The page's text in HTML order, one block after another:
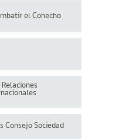
el Cohecho
Consejo Sociedad